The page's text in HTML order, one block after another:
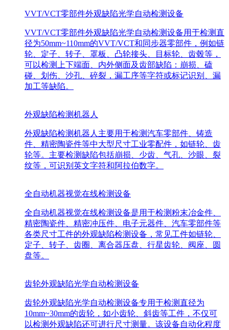
VVT/VCT零部件外观缺陷光学自动检测设备
VVT/VCT零部件外观缺陷光学自动检测设备用于检测直
径为50mm~110mm的VVT/VCT和同步器零部件，例如链
轮、定子、转子、罩板、凸轮接头、目标轮、齿毂等，
可以检测上下端面、内外侧面及齿部缺陷：崩损、磕
碰、划伤、沙孔、碎裂，漏工序等字符或标记识别、漏
加工等缺陷。
外观缺陷检测机器人
外观缺陷检测机器人主要用于检测汽车零部件、铸造
件、精密陶瓷件等中大型尺寸工业零配件，如链轮、齿
轮等。主要检测缺陷包括崩损、少齿、气孔、沙眼、裂
纹等，可识别英文字符和阿拉伯数字。
全自动机器视觉在线检测设备
全自动机器视觉在线检测设备是用于检测粉末冶金件、
精密陶瓷件、精密冲压件、电子元器件、汽车零部件等
各类尺寸工件的外观缺陷检测设备，常见工件如链轮、
定子、转子、齿圈、离合器压盘、行星齿轮、阀座、圆
盘等。
齿轮外观缺陷光学自动检测设备
齿轮外观缺陷光学自动检测设备专用于检测直径为
10mm~30mm的齿轮，如小齿轮、斜齿等工件，不仅可
以检测外观缺陷还可进行尺寸测量。该设备自动化程度